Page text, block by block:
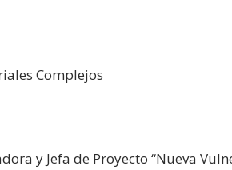
Complejos
y Jefa de Proyecto “Nueva